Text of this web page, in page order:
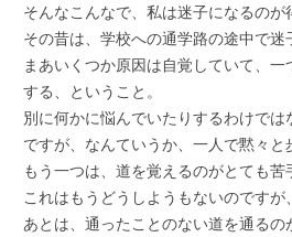
そんなこんなで、私は迷子になるのが
その昔は、学校への通学路の途中で迷
まあいくつか原因は自覚していて、
する、ということ。
別に何かに悩んでいたりするわけで
ですが、なんていうか、一人で黙々と
もう一つは、道を覚えるのがとても苦
これはもうどうしようもないのですが
あとは、通ったことのない道を通るの